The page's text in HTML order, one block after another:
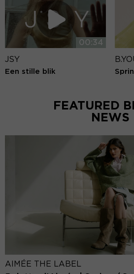
00:34
JSY
Een stille blik
FEATURED
NEWS
AIMÉE THE LABEL